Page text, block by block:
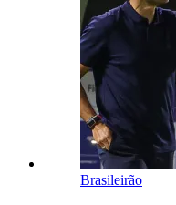
Brasileirão